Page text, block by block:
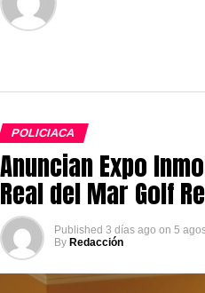
POLICIACA
Anuncian Expo
Real del Mar Golf
Published 3 días ago on 5
By Redacción